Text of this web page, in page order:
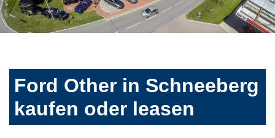
Ford Other in Schneeberg
kaufen oder leasen